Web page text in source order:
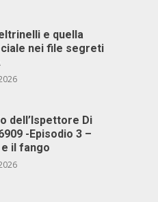
e quella
nei file segreti
dell’Ispettore Di
-Episodio 3 –
il fango